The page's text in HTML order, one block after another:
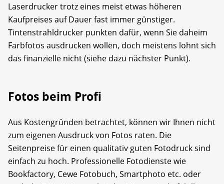
Laserdrucker trotz eines meist etwas höheren
Kaufpreises auf Dauer fast immer günstiger.
Tintenstrahldrucker punkten dafür, wenn Sie daheim
Farbfotos ausdrucken wollen, doch meistens lohnt sich
das finanzielle nicht (siehe dazu nächster Punkt).
Fotos beim Profi
Aus Kostengründen betrachtet, können wir Ihnen nicht
zum eigenen Ausdruck von Fotos raten. Die
Seitenpreise für einen qualitativ guten Fotodruck sind
einfach zu hoch. Professionelle Fotodienste wie
Bookfactory, Cewe Fotobuch, Smartphoto etc. oder